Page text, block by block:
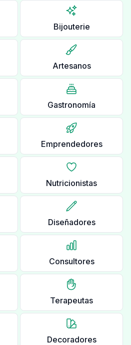
Bijouterie
Artesanos
Gastronomía
Emprendedores
Nutricionistas
Diseñadores
Consultores
Terapeutas
Decoradores